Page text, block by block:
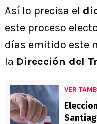
Así lo precisa el
este proceso
días emitido este
la Dirección del
VER